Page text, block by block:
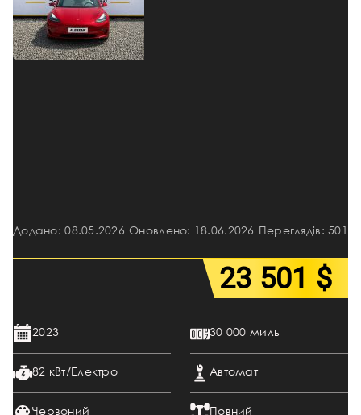
Додано: 08.05.2026 Оновлено: 18.06.2026 Переглядів: 501
23 501 $
2023 30 000 миль
82 кВт/Електро Автомат
Червоний Повний